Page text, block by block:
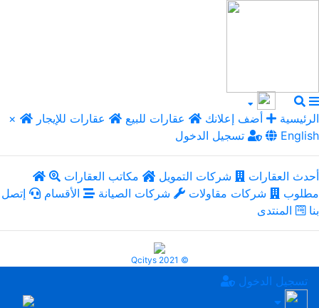
× الرئيسية أضف إعلانك عقارات للبيع
عقارات للإيجار
تسجيل الدخول
English
أحدث العقارات شركات التمويل
مكاتب العقارات
مطلوب
شركات مقاولات شركات الصيانة الأقسام
إتصل
بنا
المنتدى
Qcitys 2021 ©
تسجيل الدخول